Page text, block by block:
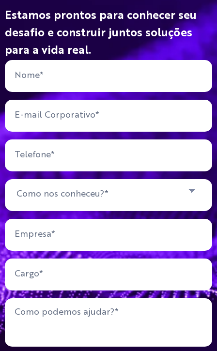
Estamos prontos para conhecer seu
desafio e construir juntos soluções
para a vida real.